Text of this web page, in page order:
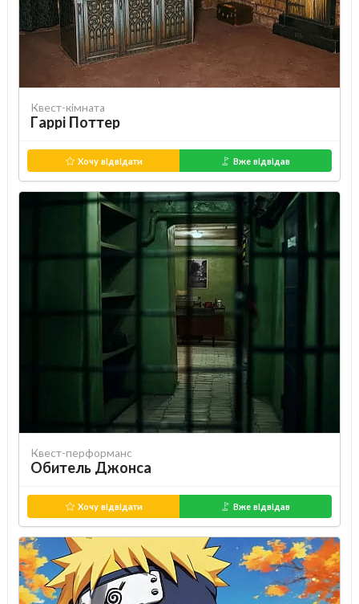
Квест-кімната
Гаррі Поттер
Хочу відвідати Вже відвідав
Квест-перформанс
Обитель Джонса
Хочу відвідати Вже відвідав